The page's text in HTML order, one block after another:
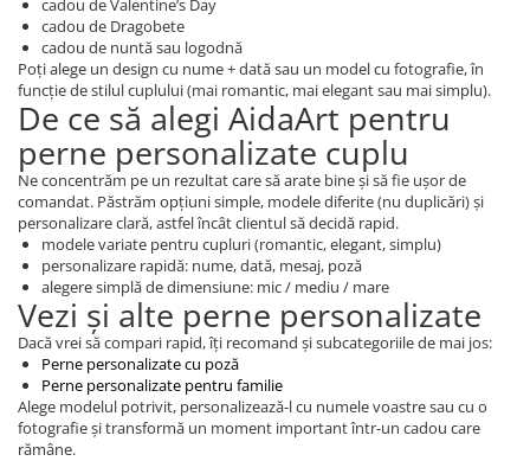
cadou de Valentine’s Day
cadou de Dragobete
cadou de nuntă sau logodnă
Poți alege un design cu nume + dată sau un model cu fotografie, în
funcție de stilul cuplului (mai romantic, mai elegant sau mai simplu).
De ce să alegi AidaArt pentru
perne personalizate cuplu
Ne concentrăm pe un rezultat care să arate bine și să fie ușor de
comandat. Păstrăm opțiuni simple, modele diferite (nu duplicări) și
personalizare clară, astfel încât clientul să decidă rapid.
modele variate pentru cupluri (romantic, elegant, simplu)
personalizare rapidă: nume, dată, mesaj, poză
alegere simplă de dimensiune: mic / mediu / mare
Vezi și alte perne personalizate
Dacă vrei să compari rapid, îți recomand și subcategoriile de mai jos:
Perne personalizate cu poză
Perne personalizate pentru familie
Alege modelul potrivit, personalizează-l cu numele voastre sau cu o
fotografie și transformă un moment important într-un cadou care
rămâne.